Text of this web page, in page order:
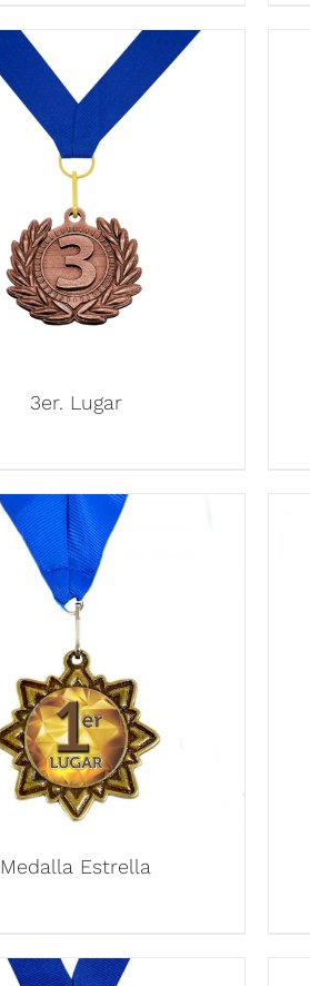
3er. Lugar
Medalla Estrella